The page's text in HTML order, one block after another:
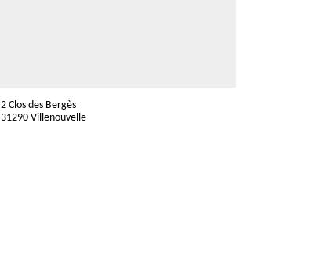
2 Clos des Bergès
31290 Villenouvelle